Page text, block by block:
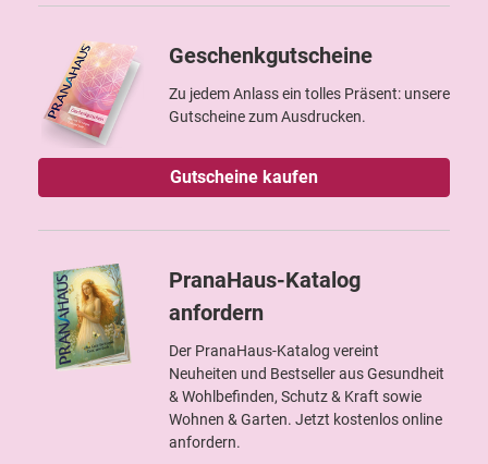
Geschenkgutscheine
Zu jedem Anlass ein tolles Präsent: unsere
Gutscheine zum Ausdrucken.
Gutscheine kaufen
PranaHaus-Katalog
anfordern
Der PranaHaus-Katalog vereint
Neuheiten und Bestseller aus Gesundheit
& Wohlbefinden, Schutz & Kraft sowie
Wohnen & Garten. Jetzt kostenlos online
anfordern.